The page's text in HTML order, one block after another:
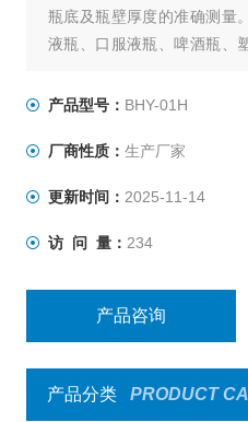
瓶底及瓶壁厚度的准确测量
液瓶、口服液瓶、啤酒瓶、
科研院校等单位检测产品壁厚
产品型号： BHY-01H
厂商性质： 生产厂家
更新时间： 2025-11-14
访 问 量： 234
产品咨询
产品分类 PRODUCT